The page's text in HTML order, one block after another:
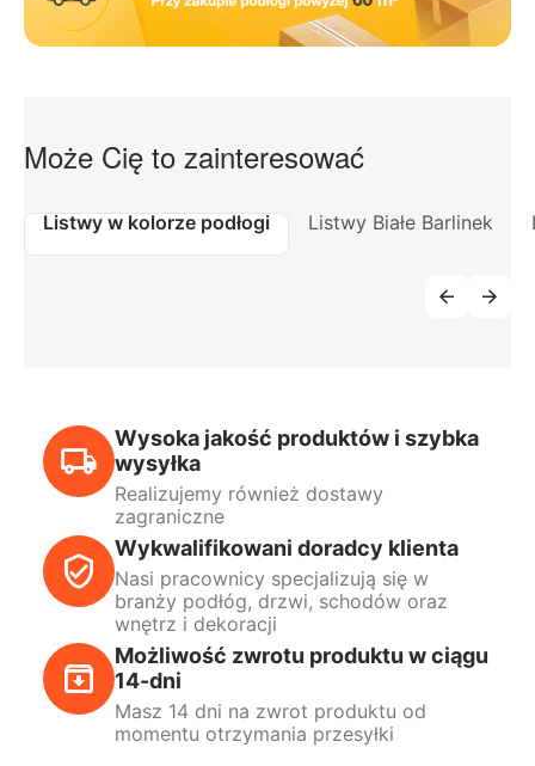
Może Cię to zainteresować
Listwy w kolorze podłogi Listwy Białe Barlinek
Wysoka jakość produktów i szybka
wysyłka
Realizujemy również dostawy
zagraniczne
Wykwalifikowani doradcy klienta
Nasi pracownicy specjalizują się w
branży podłóg, drzwi, schodów oraz
wnętrz i dekoracji
Możliwość zwrotu produktu w ciągu
14-dni
Masz 14 dni na zwrot produktu od
momentu otrzymania przesyłki